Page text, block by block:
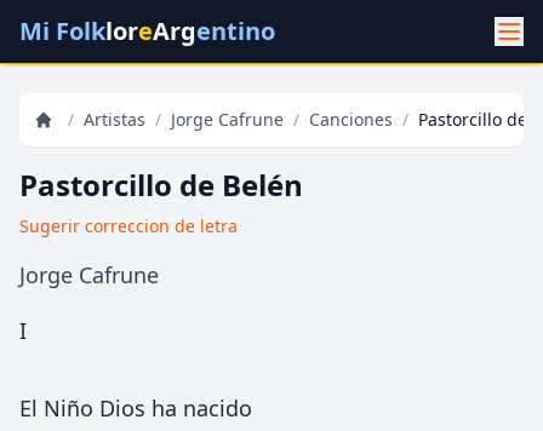
Mi FolkloreArgentino
/ Artistas / Jorge Cafrune / Canciones / Pastorcillo de
Pastorcillo de Belén
Sugerir correccion de letra
Jorge Cafrune
I
El Niño Dios ha nacido